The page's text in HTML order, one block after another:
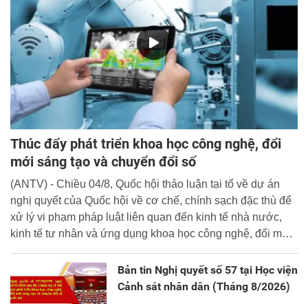
Thúc đẩy phát triển khoa học công nghệ, đổi
mới sáng tạo và chuyển đổi số
(ANTV) - Chiều 04/8, Quốc hội thảo luận tại tổ về dự án
nghị quyết của Quốc hội về cơ chế, chính sạch đặc thù để
xử lý vi phạm pháp luật liên quan đến kinh tế nhà nước,
kinh tế tư nhân và ứng dụng khoa học công nghệ, đổi mới
Bản tin Nghị quyết số 57 tại Học viện
Cảnh sát nhân dân (Tháng 8/2026)